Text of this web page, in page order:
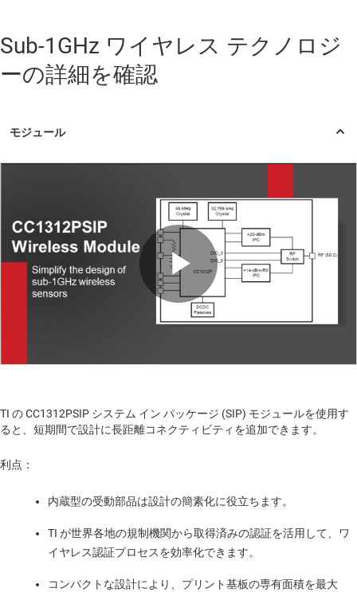
Sub-1GHz ワイヤレス テクノロジ
ーの詳細を確認
TI の CC1312PSIP システム イン パッケージ (SIP) モジュールを使用す
ると、短期間で設計に長距離コネクティビティを追加できます。
利点：
内蔵型の受動部品は設計の簡素化に役立ちます。
TI が世界各地の規制機関から取得済みの認証を活用して、ワ
イヤレス認証プロセスを効率化できます。
コンパクトな設計により、プリント基板の専有面積を最大
Play
Video